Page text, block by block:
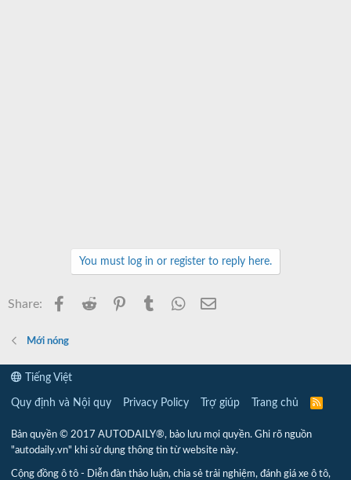
You must log in or register to reply here.
Share: Facebook
Reddit PinterestTumblr WhatsApp
Mới nóng
Tiếng Việt
Quy định và Nội quy Privacy Policy Trợ giúp Trang chủ
R
Bản quyền © 2017 AUTODAILY®, bảo lưu mọi quyền. Ghi rõ nguồn
"autodaily.vn" khi sử dụng thông tin từ website này.
Cộng đồng ô tô - Diễn đàn thảo luận, chia sẻ trải nghiệm, đánh giá xe ô tô,